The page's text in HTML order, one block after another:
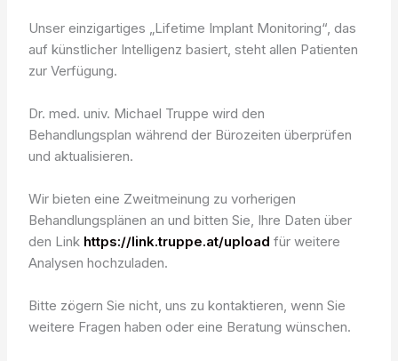
Unser einzigartiges „Lifetime Implant Monitoring“, das
auf künstlicher Intelligenz basiert, steht allen Patienten
zur Verfügung.
Dr. med. univ. Michael Truppe wird den
Behandlungsplan während der Bürozeiten überprüfen
und aktualisieren.
Wir bieten eine Zweitmeinung zu vorherigen
Behandlungsplänen an und bitten Sie, Ihre Daten über
den Link https://link.truppe.at/upload für weitere
Analysen hochzuladen.
Bitte zögern Sie nicht, uns zu kontaktieren, wenn Sie
weitere Fragen haben oder eine Beratung wünschen.